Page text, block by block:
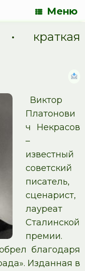
Меню
• краткая
Виктор
Платонови
ч Некрасов
–
известный
советский
писатель,
сценарист,
лауреат
Сталинской
премии.
благодаря
Изданная в